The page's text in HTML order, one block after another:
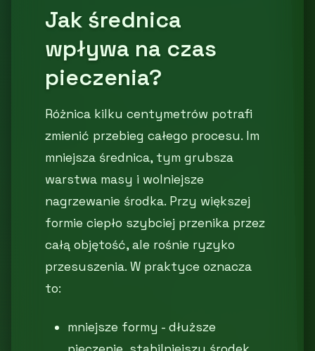
Jak średnica
wpływa na czas
pieczenia?
Różnica kilku centymetrów potrafi
zmienić przebieg całego procesu. Im
mniejsza średnica, tym grubsza
warstwa masy i wolniejsze
nagrzewanie środka. Przy większej
formie ciepło szybciej przenika przez
całą objętość, ale rośnie ryzyko
przesuszenia. W praktyce oznacza
to:
mniejsze formy - dłuższe